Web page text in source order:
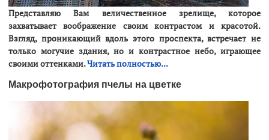
Представляю Вам величественное зрелище, которое
захватывает воображение своим контрастом и красотой.
Взгляд, проникающий вдоль этого проспекта, встречает не
только могучие здания, но и контрастное небо, играющее
своими оттенками.Читать полностью...
Макрофотография пчелы на цветке